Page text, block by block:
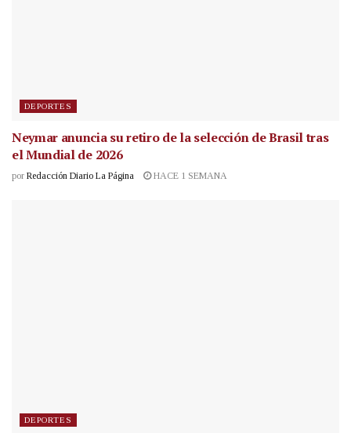
DEPORTES
Neymar anuncia su retiro de la selección de Brasil tras
el Mundial de 2026
por Redacción Diario La Página HACE 1 SEMANA
DEPORTES